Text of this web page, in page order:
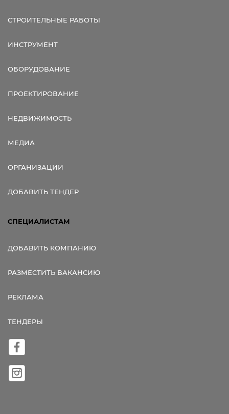
СТРОИТЕЛЬНЫЕ РАБОТЫ
ИНСТРУМЕНТ
ОБОРУДОВАНИЕ
ПРОЕКТИРОВАНИЕ
НЕДВИЖИМОСТЬ
МЕДИА
ОРГАНИЗАЦИИ
ДОБАВИТЬ ТЕНДЕР
СПЕЦИАЛИСТАМ
ДОБАВИТЬ КОМПАНИЮ
РАЗМЕСТИТЬ ВАКАНСИЮ
РЕКЛАМА
ТЕНДЕРЫ